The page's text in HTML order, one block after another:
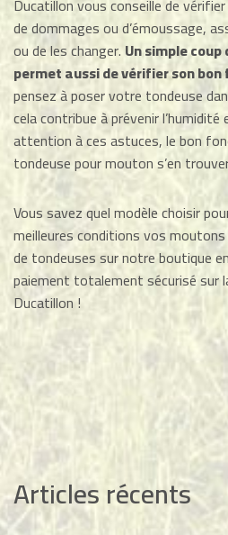
Ducatillon vous conseille de
de dommages ou d’émoussage,
ou de les changer. Un simple
permet aussi de vérifier son
pensez à poser votre tondeuse
cela contribue à prévenir
attention à ces astuces, le bon
tondeuse pour mouton s’en
Vous savez quel modèle choisir
meilleures conditions vos
de tondeuses sur notre boutique
paiement totalement sécurisé sur
Ducatillon !
Articles récents